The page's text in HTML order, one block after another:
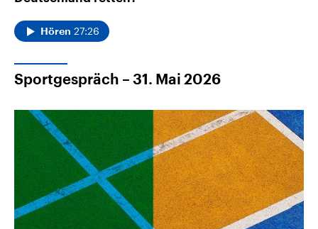
Hören 27:26
Sportgespräch – 31. Mai 2026